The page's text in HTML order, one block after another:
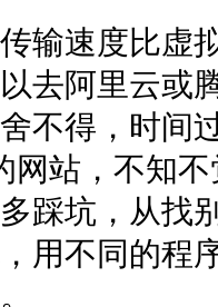
输速度比虚
去阿里云或
不得，时间
网站，不知
踩坑，从找
用不同的程